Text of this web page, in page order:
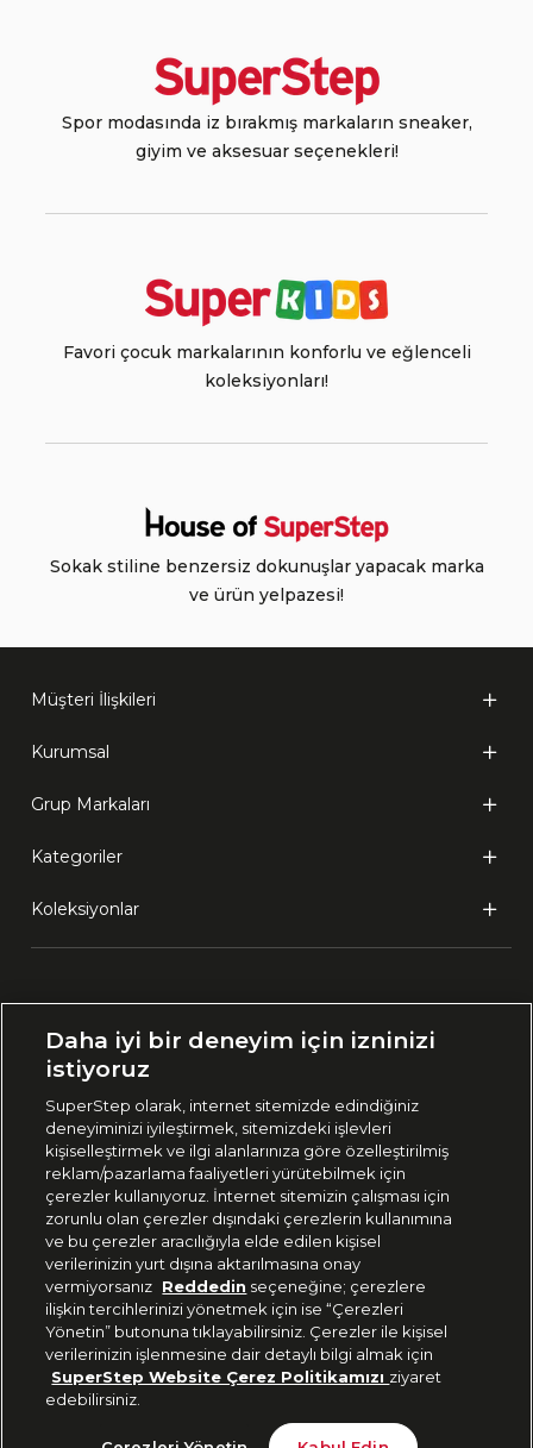
Gelince Haber Ver
Spor modasında iz bırakmış markaların sneaker,
giyim ve aksesuar seçenekleri!
Favori çocuk markalarının konforlu ve eğlenceli
koleksiyonları!
Sokak stiline benzersiz dokunuşlar yapacak marka
ve ürün yelpazesi!
Müşteri İlişkileri
Kurumsal
Grup Markaları
Kategoriler
Koleksiyonlar
🇹🇷 Türkiye
444 37 36
Uygulamadan Takip Edin
Bizi Takip Edin
Daha iyi bir deneyim için izninizi
istiyoruz
SuperStep olarak, internet sitemizde edindiğiniz
deneyiminizi iyileştirmek, sitemizdeki işlevleri
kişiselleştirmek ve ilgi alanlarınıza göre özelleştirilmiş
reklam/pazarlama faaliyetleri yürütebilmek için
çerezler kullanıyoruz. İnternet sitemizin çalışması için
zorunlu olan çerezler dışındaki çerezlerin kullanımına
ve bu çerezler aracılığıyla elde edilen kişisel
verilerinizin yurt dışına aktarılmasına onay
vermiyorsanız Reddedin seçeneğine; çerezlere
ilişkin tercihlerinizi yönetmek için ise “Çerezleri
Yönetin” butonuna tıklayabilirsiniz. Çerezler ile kişisel
verilerinizin işlenmesine dair detaylı bilgi almak için
SuperStep Website Çerez Politikamızı ziyaret
edebilirsiniz.